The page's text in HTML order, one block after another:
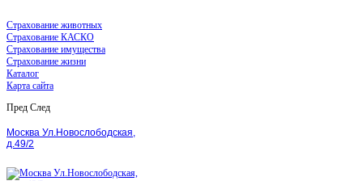
Страхование животных
Страхование КАСКО
Страхование имущества
Страхование жизни
Каталог
Карта сайта
Пред След
Москва Ул.Новослободская,
д.49/2